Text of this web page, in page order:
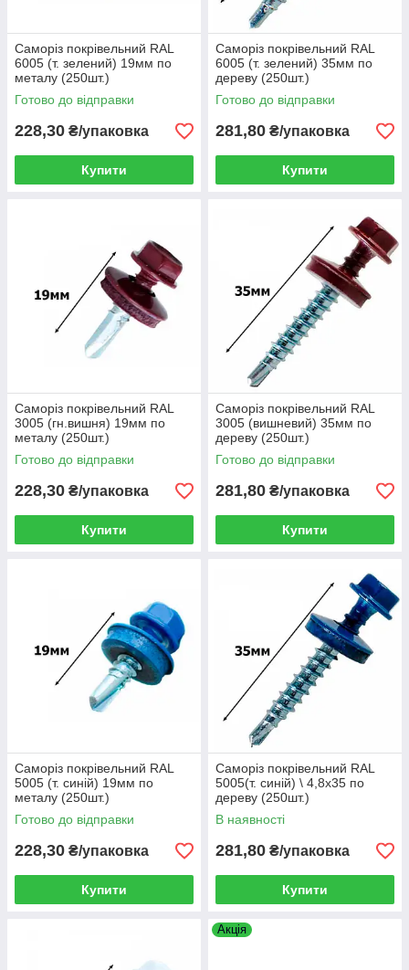
Саморіз покрівельний RAL
6005 (т. зелений) 19мм по
металу (250шт.)
Готово до відправки
228,30 ₴/упаковка
Купити
Саморіз покрівельний RAL
6005 (т. зелений) 35мм по
дереву (250шт.)
Готово до відправки
281,80 ₴/упаковка
Купити
Саморіз покрівельний RAL
3005 (гн.вишня) 19мм по
металу (250шт.)
Готово до відправки
228,30 ₴/упаковка
Купити
Саморіз покрівельний RAL
3005 (вишневий) 35мм по
дереву (250шт.)
Готово до відправки
281,80 ₴/упаковка
Купити
Саморіз покрівельний RAL
5005 (т. синій) 19мм по
металу (250шт.)
Готово до відправки
228,30 ₴/упаковка
Купити
Саморіз покрівельний RAL
5005(т. синій) \ 4,8х35 по
дереву (250шт.)
В наявності
281,80 ₴/упаковка
Купити
Акція